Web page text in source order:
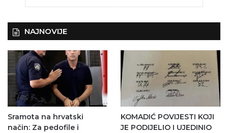
NAJNOVIJE
Sramota na hrvatski
način: Za pedofile i
KOMADIĆ POVIJESTI KOJI
JE PODIJELIO I UJEDINIO